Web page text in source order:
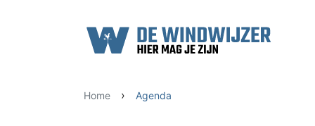
Home › Agenda